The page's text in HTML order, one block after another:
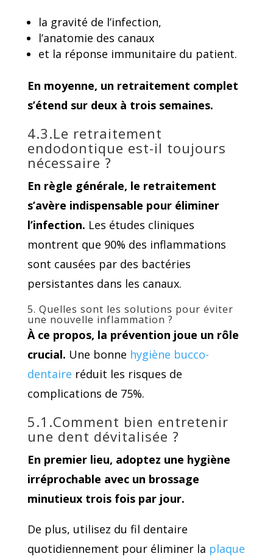
la gravité de l’infection,
l’anatomie des canaux
et la réponse immunitaire du patient.
En moyenne, un retraitement complet
s’étend sur deux à trois semaines.
4.3.Le retraitement
endodontique est-il toujours
nécessaire ?
En règle générale, le retraitement
s’avère indispensable pour éliminer
l’infection. Les études cliniques
montrent que 90% des inflammations
sont causées par des bactéries
persistantes dans les canaux.
5. Quelles sont les solutions pour éviter
une nouvelle inflammation ?
À ce propos, la prévention joue un rôle
crucial. Une bonne hygiène bucco-
dentaire réduit les risques de
complications de 75%.
5.1.Comment bien entretenir
une dent dévitalisée ?
En premier lieu, adoptez une hygiène
irréprochable avec un brossage
minutieux trois fois par jour.
De plus, utilisez du fil dentaire
quotidiennement pour éliminer la plaque